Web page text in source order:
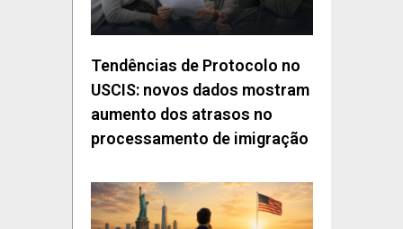
Tendências de Protocolo no
USCIS: novos dados mostram
aumento dos atrasos no
processamento de imigração